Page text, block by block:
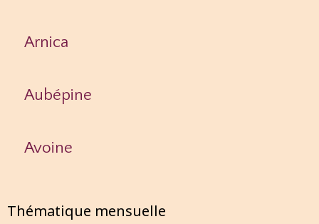
Arnica
Aubépine
Avoine
Thématique mensuelle